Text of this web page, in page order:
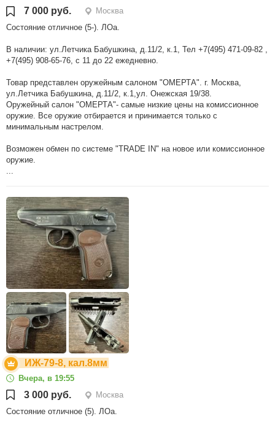
7 000 руб.
Москва
Состояние отличное (5-). ЛОа.
В наличии: ул.Летчика Бабушкина, д.11/2, к.1, Тел +7(495) 471-09-82 ,
+7(495) 908-65-76, с 11 до 22 ежедневно.
Товар представлен оружейным салоном "ОМЕРТА". г. Москва,
ул.Летчика Бабушкина, д.11/2, к.1,ул. Онежская 19/38.
Оружейный салон "ОМЕРТА"- самые низкие цены на комиссионное
оружие. Все оружие отбирается и принимается только с
минимальным настрелом.
Возможен обмен по системе "TRADE IN" на новое или комиссионное
оружие.
...
ИЖ-79-8, кал.8мм
Вчера, в 19:55
3 000 руб.
Москва
Состояние отличное (5). ЛОа.